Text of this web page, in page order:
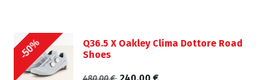
-50%
Q36.5 X Oakley Clima Dottore Road
Shoes